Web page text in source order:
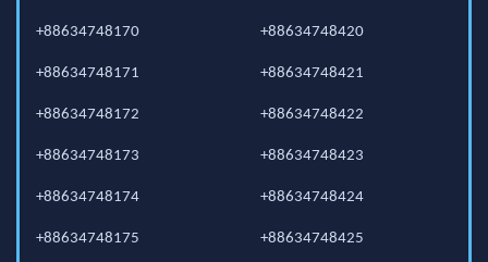
+88634748170
+88634748171
+88634748172
+88634748173
+88634748174
+88634748175
+88634748420
+88634748421
+88634748422
+88634748423
+88634748424
+88634748425